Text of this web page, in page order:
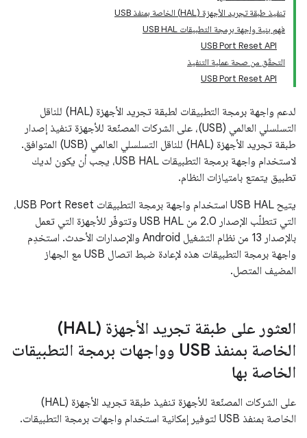
تنفيذ طبقة تجريد الأجهزة (HAL) الخاصة بمنفذ USB
فهم بنية واجهة برمجة التطبيقات USB HAL
USB Port Reset API
التحقّق من صحة عملية التنفيذ
USB Port Reset API
لدعم واجهة برمجة التطبيقات لطبقة تجريد الأجهزة (HAL) للناقل
التسلسلي العالمي (USB)، على الشركات المصنّعة للأجهزة تنفيذ إصدار
طبقة تجريد الأجهزة (HAL) للناقل التسلسلي العالمي (USB) المتوافق.
لاستخدام واجهة برمجة التطبيقات USB HAL، يجب أن يكون لديك
تطبيق يتمتع بامتيازات النظام.
يتيح USB HAL استخدام واجهة برمجة التطبيقات USB Port Reset،
التي تتطلّب الإصدار 2.0 من USB HAL وتتوفّر للأجهزة التي تعمل
بالإصدار 13 من نظام التشغيل Android والإصدارات الأحدث. استخدِم
واجهة برمجة التطبيقات هذه لإعادة ضبط اتصال USB مع الجهاز
المضيف المتصل.
العثور على طبقة تجريد الأجهزة (HAL)
الخاصة بمنفذ USB وواجهات برمجة التطبيقات
الخاصة بها
على الشركات المصنّعة للأجهزة تنفيذ طبقة تجريد الأجهزة (HAL)
الخاصة بمنفذ USB لتوفير إمكانية استخدام واجهات برمجة التطبيقات.